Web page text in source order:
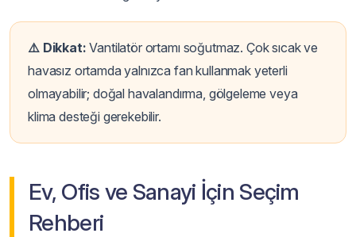
⚠️ Dikkat: Vantilatör ortamı soğutmaz. Çok sıcak ve
havasız ortamda yalnızca fan kullanmak yeterli
olmayabilir; doğal havalandırma, gölgeleme veya
klima desteği gerekebilir.
Ev, Ofis ve Sanayi İçin Seçim
Rehberi